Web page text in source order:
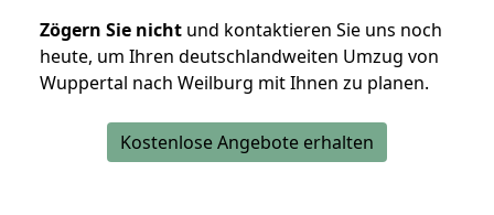
Zögern Sie nicht und kontaktieren Sie uns noch
heute, um Ihren deutschlandweiten Umzug von
Wuppertal nach Weilburg mit Ihnen zu planen.
Kostenlose Angebote erhalten